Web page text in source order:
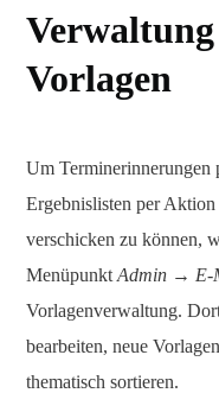
Vorlagen
Um Terminerinnerungen
Ergebnislisten per
verschicken zu können,
Menüpunkt Admin → E-
Vorlagenverwaltung.
bearbeiten, neue
thematisch sortieren.